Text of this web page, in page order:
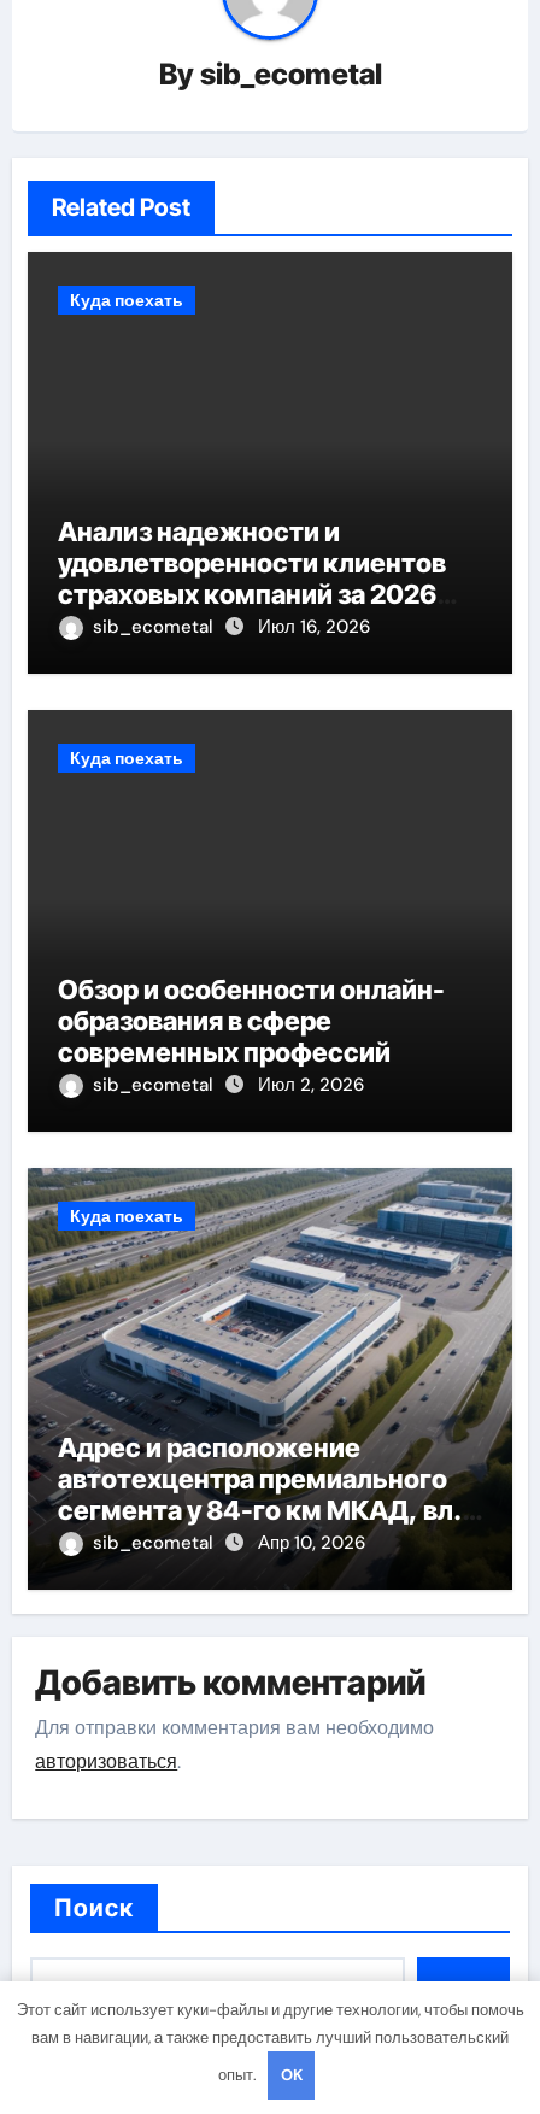
Bysib_ecometal
Related Post
Куда поехать
Анализ надежности и
удовлетворенности клиентов
страховых компаний за 2026
годsib_ecometal Июл 16, 2026
Куда поехать
Обзор и особенности онлайн-
образования в сфере
современных профессий
sib_ecometal Июл 2, 2026
Куда поехать
Адрес и расположение
автотехцентра премиального
сегмента у 84-го км МКАД, вл.1
на карте
sib_ecometal Апр 10, 2026
Добавить комментарий
Для отправки комментария вам необходимо
авторизоваться.
Поиск
Этот сайт использует куки-файлы и другие технологии, чтобы помочь
вам в навигации, а также предоставить лучший пользовательский
опыт.
OK